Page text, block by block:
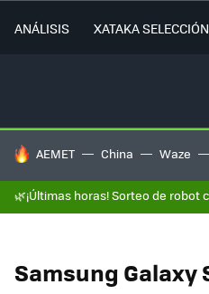
ANÁLISIS XATAKA SELECCIÓN
HOY SE HABLA DE
AEMET China Waze
🌿¡Últimas horas! Sorteo de robot
Samsung Galaxy